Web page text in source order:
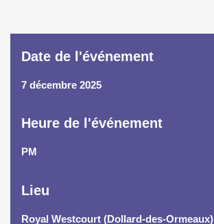
Date de l'événement
7 décembre 2025
Heure de l'événement
PM
Lieu
Royal Westcourt (Dollard-des-Ormeaux)